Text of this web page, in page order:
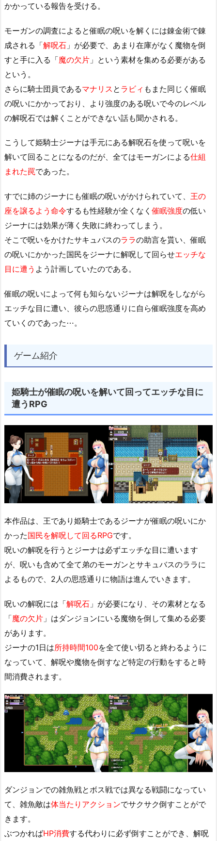
かかっている報告を受ける。
モーガンの調査によると催眠の呪いを解くには錬金術で錬
成される「解呪石 」が必要で、あまり在庫がなく魔物を倒
すと手に入る「魔の欠片 」という素材を集める必要がある
という。
さらに騎士団員であるマナリス と ラビィ もまた同じく催眠
の呪いにかかっており、より強度のある呪いで今のレベル
の解呪石では解くことができない話も聞かされる。
こうして姫騎士ジーナは手元にある解呪石を使って呪いを
解いて回ることになるのだが、全てはモーガンによる仕組
まれた罠であった。
すでに姉のジーナにも催眠の呪いがかけられていて、 王の
座を譲るよう命令するも性経験が全くなく 催眠強度の低い
ジーナには効果が薄く失敗に終わってしまう。
そこで呪いをかけたサキュバスのララの助言を貰い、催眠
の呪いにかかった国民をジーナに解呪して回らせエッチな
目に遭う よう計画していたのである。
催眠の呪いによって何も知らないジーナは解呪をしながら
エッチな目に遭い、彼らの思惑通りに自ら催眠強度を高め
ていくのであった⋯。
ゲーム紹介
姫騎士が催眠の呪いを解いて回ってエッチな目に
遭うRPG
本作品は、王であり姫騎士であるジーナが催眠の呪いにか
かった国民を解呪して回るRPGです。
呪いの解呪を行うとジーナは必ずエッチな目に遭います
が、呪いも含めて全て弟のモーガンとサキュバスのララに
よるもので、2人の思惑通りに物語は進んでいきます。
呪いの解呪には「解呪石 」が必要になり、その素材となる
「魔の欠片 」はダンジョンにいる魔物を倒して集める必要
があります。
ジーナの1日は所持時間100を全て使い切ると終わるように
なっていて、解呪や魔物を倒すなど特定の行動をすると時
間消費されます。
ダンジョンでの雑魚戦とボス戦では異なる戦闘になってい
て、雑魚敵は体当たりアクションでサクサク倒すことがで
きます。
ぶつかればHP消費する代わりに必ず倒すことができ、解呪